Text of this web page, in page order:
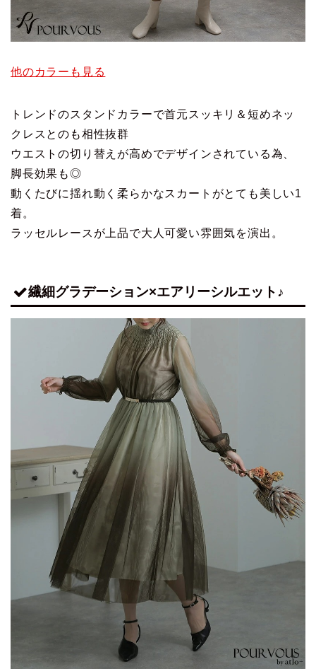
他のカラーも見る
トレンドのスタンドカラーで首元スッキリ＆短めネッ
クレスとのも相性抜群
ウエストの切り替えが高めでデザインされている為、
脚長効果も◎
動くたびに揺れ動く柔らかなスカートがとても美しい1
着。
ラッセルレースが上品で大人可愛い雰囲気を演出。
繊細グラデーション×エアリーシルエット♪